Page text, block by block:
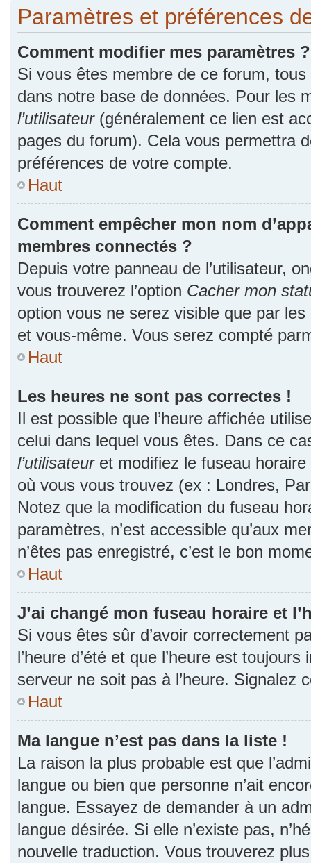
Paramètres et préférences
Comment modifier mes paramètres ?
Si vous êtes membre de ce forum,
dans notre base de données. Pour les
l’utilisateur(généralement ce lien est
pages du forum). Cela vous permettra
préférences de votre compte.
Haut
Comment empêcher mon nom
membres connectés ?
Depuis votre panneau de l’utilisateur,
vous trouverez l’option Cacher mon
option vous ne serez visible que par
et vous-même. Vous serez compté
Haut
Les heures ne sont pas correctes !
Il est possible que l’heure affichée
celui dans lequel vous êtes. Dans ce
l’utilisateuret modifiez le fuseau horaire
où vous vous trouvez (ex : Londres,
Notez que la modification du fuseau
paramètres, n’est accessible qu’aux
n’êtes pas enregistré, c’est le bon
Haut
J’ai changé mon fuseau horaire et
Si vous êtes sûr d’avoir correctement
l’heure d’été et que l’heure est
serveur ne soit pas à l’heure. Signalez
Haut
Ma langue n’est pas dans la liste !
La raison la plus probable est que
langue ou bien que personne n’ait
langue. Essayez de demander à un
langue désirée. Si elle n’existe pas,
nouvelle traduction. Vous trouverez